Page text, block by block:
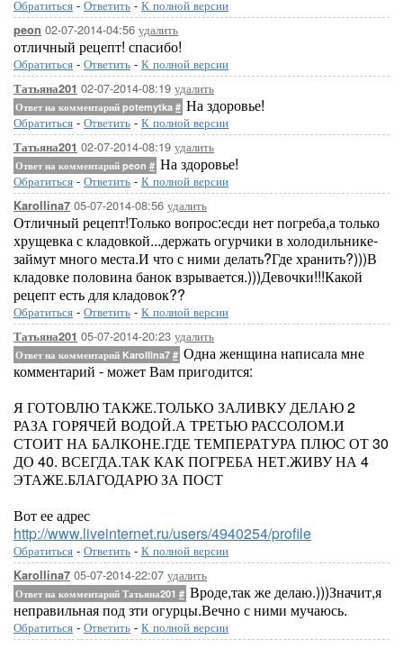
Обратиться - Ответить - К полной версии
peon 02-07-2014-04:56 удалить
отличный рецепт! спасибо!
Обратиться - Ответить - К полной версии
Татьяна201 02-07-2014-08:19 удалить
Ответ на комментарий potemytka # На здоровье!
Обратиться - Ответить - К полной версии
Татьяна201 02-07-2014-08:19 удалить
Ответ на комментарий peon # На здоровье!
Обратиться - Ответить - К полной версии
Karollina7 05-07-2014-08:56 удалить
Отличный рецепт!Только вопрос:есди нет погреба,а только
хрущевка с кладовкой...держать огурчики в холодильнике-
займут много места.И что с ними делать?Где хранить?)))В
кладовке половина банок взрывается.)))Девочки!!!Какой
рецепт есть для кладовок??
Обратиться - Ответить - К полной версии
Татьяна201 05-07-2014-20:23 удалить
Ответ на комментарий Karollina7 # Одна женщина написала мне
комментарий - может Вам пригодится:
Я ГОТОВЛЮ ТАКЖЕ.ТОЛЬКО ЗАЛИВКУ ДЕЛАЮ 2
РАЗА ГОРЯЧЕЙ ВОДОЙ.А ТРЕТЬЮ РАССОЛОМ.И
СТОИТ НА БАЛКОНЕ.ГДЕ ТЕМПЕРАТУРА ПЛЮС ОТ 30
ДО 40. ВСЕГДА.ТАК КАК ПОГРЕБА НЕТ.ЖИВУ НА 4
ЭТАЖЕ.БЛАГОДАРЮ ЗА ПОСТ
Вот ее адрес
http://www.liveinternet.ru/users/4940254/profile
Обратиться - Ответить - К полной версии
Karollina7 05-07-2014-22:07 удалить
Ответ на комментарий Татьяна201 # Вроде,так же делаю.)))Значит,я
неправильная под зти огурцы.Вечно с ними мучаюсь.
Обратиться - Ответить - К полной версии